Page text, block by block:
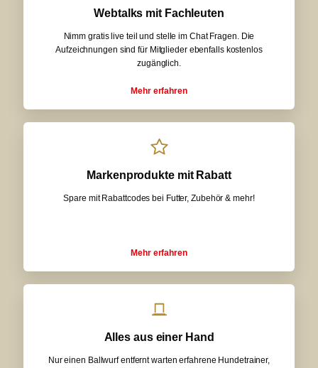
Webtalks mit Fachleuten
Nimm gratis live teil und stelle im Chat Fragen. Die
Aufzeichnungen sind für Mitglieder ebenfalls kostenlos
zugänglich.
Mehr erfahren
Markenprodukte mit Rabatt
Spare mit Rabattcodes bei Futter, Zubehör & mehr!
Mehr erfahren
Alles aus einer Hand
Nur einen Ballwurf entfernt warten erfahrene Hundetrainer,